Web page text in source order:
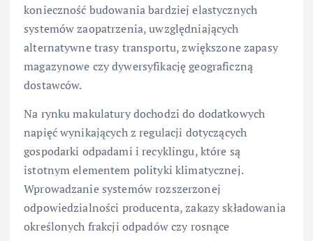
konieczność budowania bardziej elastycznych
systemów zaopatrzenia, uwzględniających
alternatywne trasy transportu, zwiększone zapasy
magazynowe czy dywersyfikację geograficzną
dostawców.
Na rynku makulatury dochodzi do dodatkowych
napięć wynikających z regulacji dotyczących
gospodarki odpadami i recyklingu, które są
istotnym elementem polityki klimatycznej.
Wprowadzanie systemów rozszerzonej
odpowiedzialności producenta, zakazy składowania
określonych frakcji odpadów czy rosnące